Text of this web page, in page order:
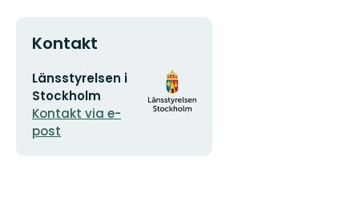
Kontakt
E-
postadress
Länsstyrelsen i
Stockholm
Kontakt via e-
post
Organisationens
logotyp